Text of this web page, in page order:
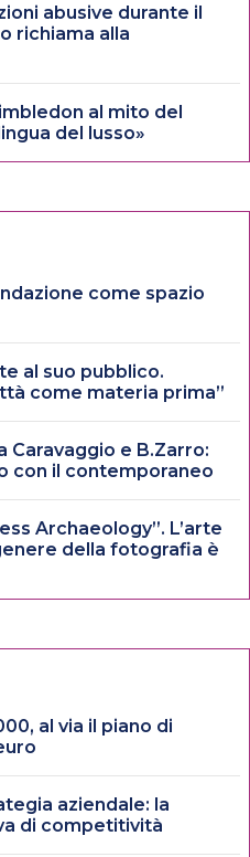
abusive durante il
richiama alla
al mito del
del lusso»
come spazio
al suo pubblico.
come materia prima”
Caravaggio e B.Zarro:
con il contemporaneo
Archaeology”. L’arte
della fotografia è
al via il piano di
aziendale: la
di competitività